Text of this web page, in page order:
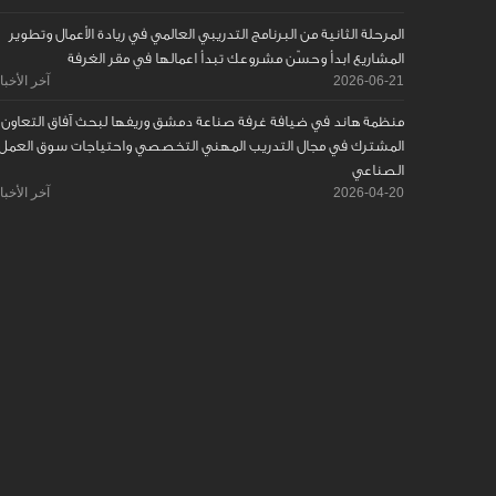
المرحلة الثانية من البرنامج التدريبي العالمي في ريادة الأعمال وتطوير
المشاريع ابدأ وحسّن مشروعك تبدأ اعمالها في مقر الغرفة
2026-06-21 آخر
منظمة هاند في ضيافة غرفة صناعة دمشق وريفها لبحث آفاق التعاون
المشترك في مجال التدريب المهني التخصصي واحتياجات سوق
الصناعي
2026-04-20 آخر